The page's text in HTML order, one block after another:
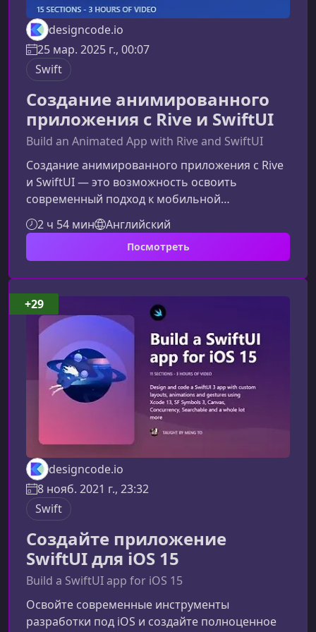
designcode.io
25 мар. 2025 г., 00:07
Swift
Создание анимированного
приложения с Rive и SwiftUI
Build an Animated App with Rive and SwiftUI
Создание анимированного приложения с Rive
и SwiftUI — это возможность освоить
современный подход к мобильной
разработке, где эстетика и интерактивность
играют ключевую роль. На курсе вы научитесь
комбинировать визуальные эффекты,
создавать приложения, которые не только
работают быстро, но и привлекают
пользователей выразительным UI.Что вы
узнаете на курсеВ ходе обучения вы шаг за
шагом освоите процесс инте
2 ч 54 мин Английский
Посмотреть
designcode.io
8 нояб. 2021 г., 23:32
Swift
Создайте приложение
SwiftUI для iOS 15
Build a SwiftUI app for iOS 15
Освойте современные инструменты
разработки под iOS и создайте полноценное
+29